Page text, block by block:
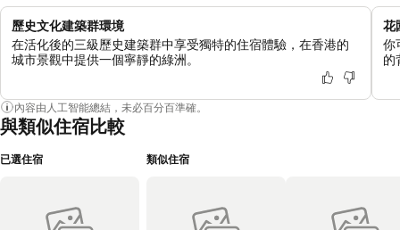
歷史文化建築群環境
在活化後的三級歷史建築群中享受獨特的住宿體驗，在香港的
城市景觀中提供一個寧靜的綠洲。
花
你
的
內容由人工智能總結，未必百分百準確。
與類似住宿比較
已選住宿 類似住宿